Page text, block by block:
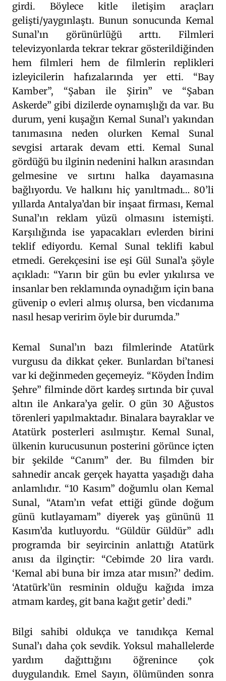
girdi. Böylece kitle iletişim araçları
gelişti/yaygınlaştı. Bunun sonucunda Kemal
Sunal’ın görünürlüğü arttı. Filmleri
televizyonlarda tekrar tekrar gösterildiğinden
hem filmleri hem de filmlerin replikleri
izleyicilerin hafızalarında yer etti. “Bay
Kamber”, “Şaban ile Şirin” ve “Şaban
Askerde” gibi dizilerde oynamışlığı da var. Bu
durum, yeni kuşağın Kemal Sunal’ı yakından
tanımasına neden olurken Kemal Sunal
sevgisi artarak devam etti. Kemal Sunal
gördüğü bu ilginin nedenini halkın arasından
gelmesine ve sırtını halka dayamasına
bağlıyordu. Ve halkını hiç yanıltmadı… 80’li
yıllarda Antalya’dan bir inşaat firması, Kemal
Sunal’ın reklam yüzü olmasını istemişti.
Karşılığında ise yapacakları evlerden birini
teklif ediyordu. Kemal Sunal teklifi kabul
etmedi. Gerekçesini ise eşi Gül Sunal’a şöyle
açıkladı: “Yarın bir gün bu evler yıkılırsa ve
insanlar ben reklamında oynadığım için bana
güvenip o evleri almış olursa, ben vicdanıma
nasıl hesap veririm öyle bir durumda.”
Kemal Sunal’ın bazı filmlerinde Atatürk
vurgusu da dikkat çeker. Bunlardan bi’tanesi
var ki değinmeden geçemeyiz. “Köyden İndim
Şehre” filminde dört kardeş sırtında bir çuval
altın ile Ankara’ya gelir. O gün 30 Ağustos
törenleri yapılmaktadır. Binalara bayraklar ve
Atatürk posterleri asılmıştır. Kemal Sunal,
ülkenin kurucusunun posterini görünce içten
bir şekilde “Canım” der. Bu filmden bir
sahnedir ancak gerçek hayatta yaşadığı daha
anlamlıdır. “10 Kasım” doğumlu olan Kemal
Sunal, “Atam’ın vefat ettiği günde doğum
günü kutlayamam” diyerek yaş gününü 11
Kasım’da kutluyordu. “Güldür Güldür” adlı
programda bir seyircinin anlattığı Atatürk
anısı da ilginçtir: “Cebimde 20 lira vardı.
‘Kemal abi buna bir imza atar mısın?’ dedim.
‘Atatürk’ün resminin olduğu kağıda imza
atmam kardeş, git bana kağıt getir’ dedi.”
Bilgi sahibi oldukça ve tanıdıkça Kemal
Sunal’ı daha çok sevdik. Yoksul mahallelerde
yardım dağıttığını öğrenince çok
duygulandık. Emel Sayın, ölümünden sonra